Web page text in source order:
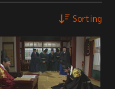
Sorting